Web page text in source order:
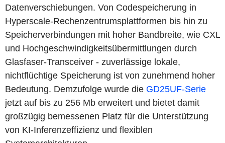
Datenverschiebungen. Von Codespeicherung in
Hyperscale-Rechenzentrumsplattformen bis hin zu
Speicherverbindungen mit hoher Bandbreite, wie CXL
und Hochgeschwindigkeitsübermittlungen durch
Glasfaser-Transceiver - zuverlässige lokale,
nichtflüchtige Speicherung ist von zunehmend hoher
Bedeutung. Demzufolge wurde die GD25UF-Serie
jetzt auf bis zu 256 Mb erweitert und bietet damit
großzügig bemessenen Platz für die Unterstützung
von KI-Inferenzeffizienz und flexiblen